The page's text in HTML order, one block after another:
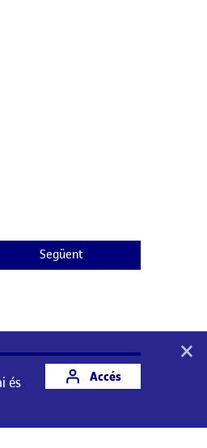
Següent
és
Accés
×